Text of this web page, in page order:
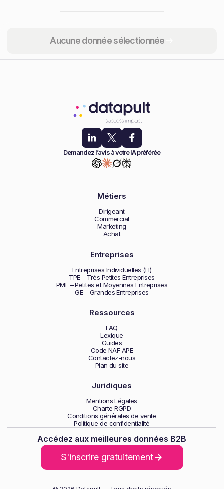
Aucune donnée sélectionnée
Partager
Demandez l’avis à votre IA préférée
Métiers
Dirigeant
Commercial
Marketing
Achat
Entreprises
Entreprises Individuelles (EI)
TPE – Trés Petites Entreprises
PME – Petites et Moyennes Entreprises
GE – Grandes Entreprises
Ressources
FAQ
Lexique
Guides
Code NAF APE
Contactez-nous
Plan du site
Juridiques
Mentions Légales
Charte RGPD
Conditions générales de vente
Politique de confidentialité
Accédez aux meilleures données B2B
S'inscrire gratuitement